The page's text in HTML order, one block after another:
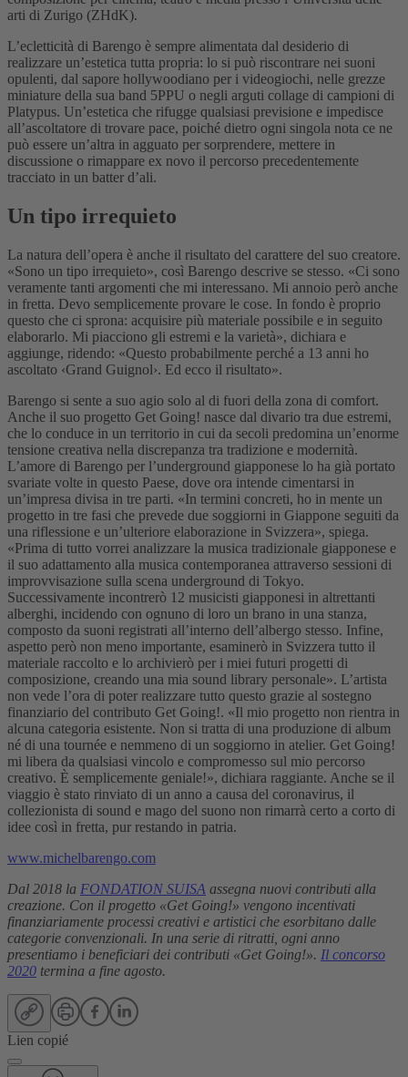
arti di Zurigo (ZHdK).
L’ecletticità di Barengo è sempre alimentata dal desiderio di
realizzare un’estetica tutta propria: lo si può riscontrare nei suoni
opulenti, dal sapore hollywoodiano per i videogiochi, nelle grezze
miniature della sua band 5PPU o negli arguti collage di campioni di
Platypus. Un’estetica che rifugge qualsiasi previsione e impedisce
all’ascoltatore di trovare pace, poiché dietro ogni singola nota ce ne
può essere un’altra in agguato per sorprendere, mettere in
discussione o rimappare ex novo il percorso precedentemente
tracciato in un batter d’ali.
Un tipo irrequieto
La natura dell’opera è anche il risultato del carattere del suo creatore.
«Sono un tipo irrequieto», così Barengo descrive se stesso. «Ci sono
veramente tanti argomenti che mi interessano. Mi annoio però anche
in fretta. Devo semplicemente provare le cose. In fondo è proprio
questo che ci sprona: acquisire più materiale possibile e in seguito
elaborarlo. Mi piacciono gli estremi e la varietà», dichiara e
aggiunge, ridendo: «Questo probabilmente perché a 13 anni ho
ascoltato ‹Grand Guignol›. Ed ecco il risultato».
Barengo si sente a suo agio solo al di fuori della zona di comfort.
Anche il suo progetto Get Going! nasce dal divario tra due estremi,
che lo conduce in un territorio in cui da secoli predomina un’enorme
tensione creativa nella discrepanza tra tradizione e modernità.
L’amore di Barengo per l’underground giapponese lo ha già portato
svariate volte in questo Paese, dove ora intende cimentarsi in
un’impresa divisa in tre parti. «In termini concreti, ho in mente un
progetto in tre fasi che prevede due soggiorni in Giappone seguiti da
una riflessione e un’ulteriore elaborazione in Svizzera», spiega.
«Prima di tutto vorrei analizzare la musica tradizionale giapponese e
il suo adattamento alla musica contemporanea attraverso sessioni di
improvvisazione sulla scena underground di Tokyo.
Successivamente incontrerò 12 musicisti giapponesi in altrettanti
alberghi, incidendo con ognuno di loro un brano in una stanza,
composto da suoni registrati all’interno dell’albergo stesso. Infine,
aspetto però non meno importante, esaminerò in Svizzera tutto il
materiale raccolto e lo archivierò per i miei futuri progetti di
composizione, creando una mia sound library personale». L’artista
non vede l’ora di poter realizzare tutto questo grazie al sostegno
finanziario del contributo Get Going!. «Il mio progetto non rientra in
alcuna categoria esistente. Non si tratta di una produzione di album
né di una tournée e nemmeno di un soggiorno in atelier. Get Going!
mi libera da qualsiasi vincolo e compromesso sul mio percorso
creativo. È semplicemente geniale!», dichiara raggiante. Anche se il
viaggio è stato rinviato di un anno a causa del coronavirus, il
collezionista di sound e mago del suono non rimarrà certo a corto di
idee così in fretta, pur restando in patria.
www.michelbarengo.com
Dal 2018 la FONDATION SUISA assegna nuovi contributi alla
creazione. Con il progetto «Get Going!» vengono incentivati
finanziariamente processi creativi e artistici che esorbitano dalle
categorie convenzionali. In una serie di ritratti, ogni anno
presentiamo i beneficiari dei contributi «Get Going!». Il concorso
2020 termina a fine agosto.
Lien copié